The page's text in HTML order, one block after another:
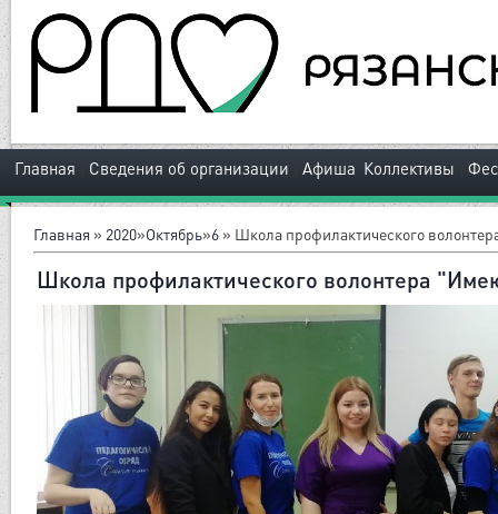
Главная Сведения об организации Афиша Коллективы
Главная » 2020»Октябрь»6 » Школа профилактического
Школа профилактического волонтера